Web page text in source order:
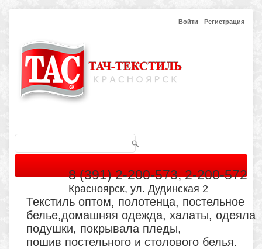
Войти Регистрация
8 (391) 2-200-573, 2-200-572
Красноярск, ул. Дудинская 2
Текстиль оптом, полотенца, постельное
белье,домашняя одежда, халаты, одеяла
подушки, покрывала пледы,
пошив постельного и столового белья.